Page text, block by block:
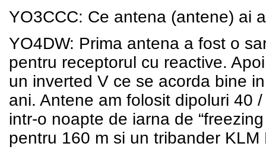
YO3CCC: Ce antena (antene) ai
YO4DW: Prima antena a fost o
pentru receptorul cu reactive.
un inverted V ce se acorda bine
ani. Antene am folosit dipoluri 40
intr-o noapte de iarna de
pentru 160 m si un tribander KLM